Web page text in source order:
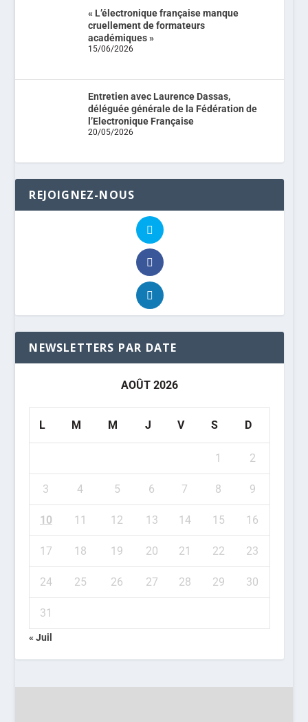
« L’électronique française manque
cruellement de formateurs
académiques »
15/06/2026
Entretien avec Laurence Dassas,
déléguée générale de la Fédération de
l’Electronique Française
20/05/2026
REJOIGNEZ-NOUS
NEWSLETTERS PAR DATE
AOÛT 2026
L M M J V S D
1 2
3 4 5 6 7 8 9
10 11 12 13 14 15 16
17 18 19 20 21 22 23
24 25 26 27 28 29 30
31
« Juil